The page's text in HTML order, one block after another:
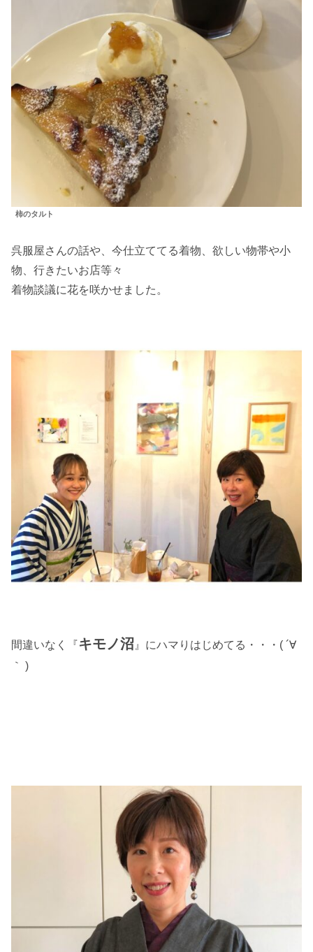
柿のタルト
呉服屋さんの話や、今仕立ててる着物、欲しい物帯や小
物、行きたいお店等々
着物談議に花を咲かせました。
間違いなく『キモノ沼 』にハマりはじめてる・・・( ´∀
｀ )